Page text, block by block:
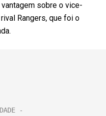
sobre o vice-
Rangers, que foi o